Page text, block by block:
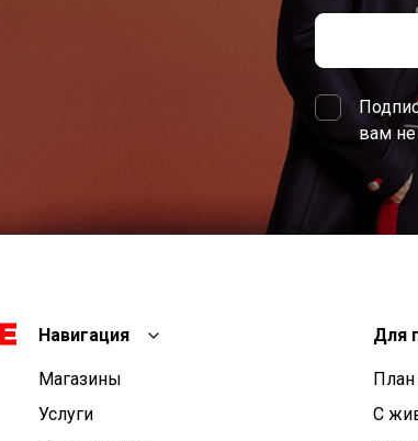
вам не
Навигация
Магазины
Услуги
Для
План
С